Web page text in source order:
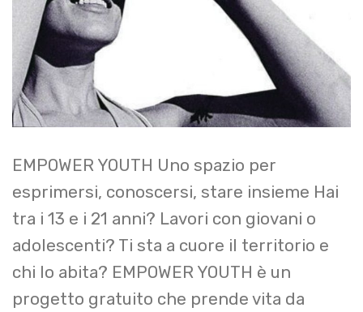
EMPOWER YOUTH Uno spazio per
esprimersi, conoscersi, stare insieme Hai
tra i 13 e i 21 anni? Lavori con giovani o
adolescenti? Ti sta a cuore il territorio e
chi lo abita? EMPOWER YOUTH è un
progetto gratuito che prende vita da